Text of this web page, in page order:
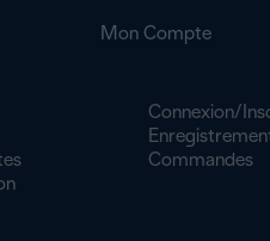
Mon Compte
Connexion/
Commandes